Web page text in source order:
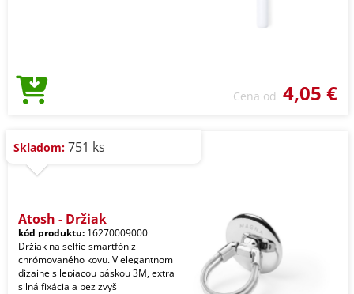
Cena od 4,05 €
Skladom: 751 ks
Atosh - Držiak
kód produktu: 16270009000
Držiak na selfie smartfón z
chrómovaného kovu. V elegantnom
dizajne s lepiacou páskou 3M, extra
silná fixácia a bez zvyš